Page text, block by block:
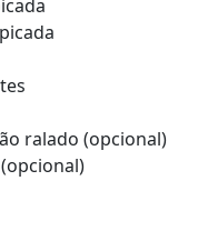
ralado (opcional)